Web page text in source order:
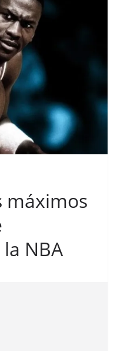
máximos
NBA